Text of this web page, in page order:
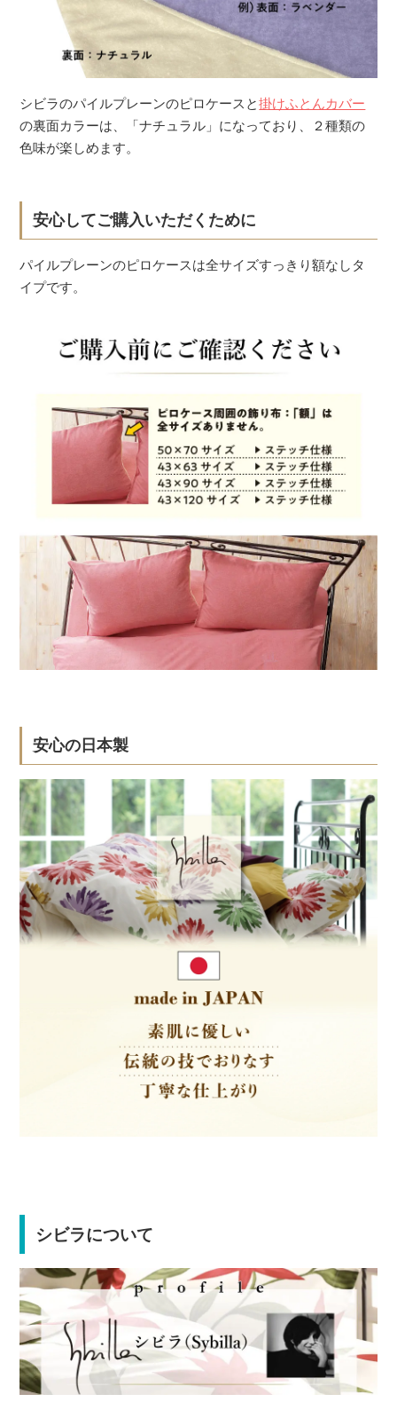
シビラのパイルプレーンのピロケースと掛けふとんカバー
の裏面カラーは、「ナチュラル」になっており、２種類の
色味が楽しめます。
安心してご購入いただくために
パイルプレーンのピロケースは全サイズすっきり額なしタ
イプです。
安心の日本製
シビラについて